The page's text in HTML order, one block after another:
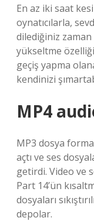
En az iki saat
oynatıcılarla,
dilediğiniz
yükseltme
geçiş yapma
kendinizi
MP4
MP3 dosya
açtı ve ses
getirdi. Video ve
Part 14’ün
dosyaları
depolar.